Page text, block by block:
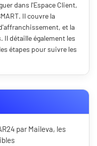
dans l'Espace Client,
Il couvre la
et la
Il détaille également les
étapes pour suivre les
par Maileva, les